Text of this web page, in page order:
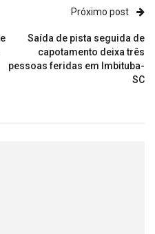
Próximo post
Saída de pista seguida de
capotamento deixa três
pessoas feridas em Imbituba-
SC